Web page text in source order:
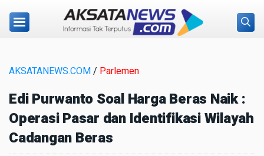
AKSATANEWS.COM/ Parlemen
Edi Purwanto Soal Harga Beras Naik :
Operasi Pasar dan Identifikasi Wilayah
Cadangan Beras